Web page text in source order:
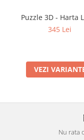
Puzzle 3D - Harta
345 Lei
VEZI
Nu rata